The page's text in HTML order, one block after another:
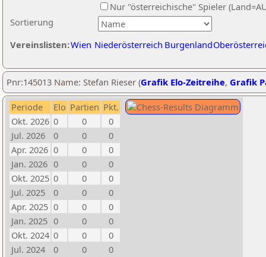
Sortierung
Nur "österreichische" Spieler
Vereinslisten:Wien Niederösterreich Burgenland
Pnr:145013 Name: Stefan Rieser (Grafik Elo-Zeitreihe, Grafik
Periode Elo Partien Pkt.
Okt. 2026 0 0
0
Jul. 2026
0 0
0
Apr. 2026 0 0
0
Jan. 2026 0 0
0
Okt. 2025 0 0
0
Jul. 2025
0 0
0
Apr. 2025 0 0
0
Jan. 2025 0 0
0
Okt. 2024 0 0
0
Jul. 2024
0 0
0